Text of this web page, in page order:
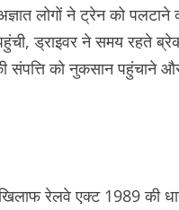
लोगों ने ट्रेन को
ड्राइवर ने समय रहते
को नुकसान पहुंचाने
रेलवे एक्ट 1989 की